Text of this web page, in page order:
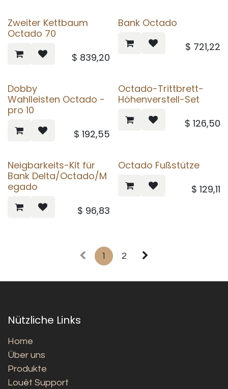
Zweiter Kettbaum
Octado 70
$ 839,20
Bank Octado
$ 721,22
Dobby
Wahlleisten Octado -
pro 10
$ 192,55
Octado-Trittbrett-
Höhenverstell-Set
$ 126,50
Neigbarkeits-Kit für
Bank Delta/Octado/M
egado
$ 96,83
Octado Fußstütze
$ 129,11
1 2
Nützliche Links
Home
Über uns
Produkte
Louët Support